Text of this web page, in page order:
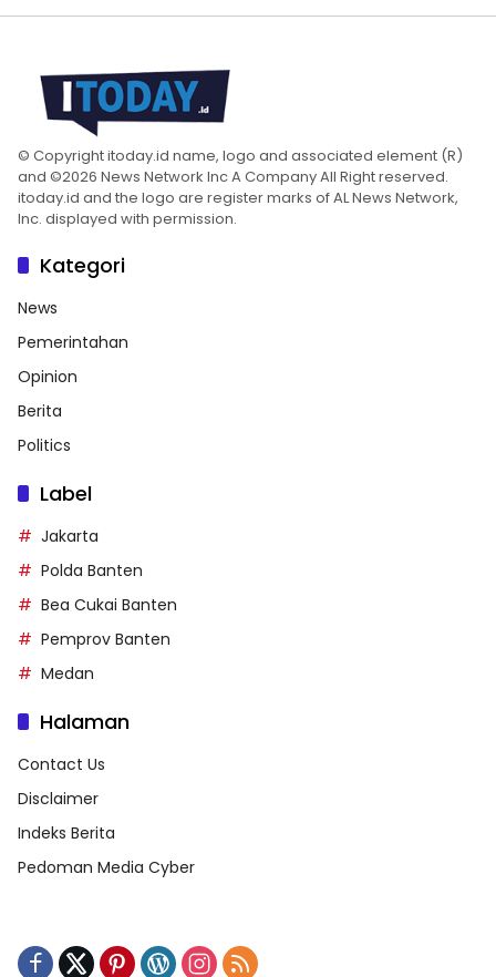
© Copyright itoday.id name, logo and associated element (R)
and ©2026 News Network Inc A Company All Right reserved.
itoday.id and the logo are register marks of AL News Network,
Inc. displayed with permission.
Kategori
News
Pemerintahan
Opinion
Berita
Politics
Label
Jakarta
Polda Banten
Bea Cukai Banten
Pemprov Banten
Medan
Halaman
Contact Us
Disclaimer
Indeks Berita
Pedoman Media Cyber